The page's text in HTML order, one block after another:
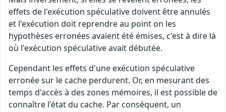
effets de l'exécution spéculative doivent être annulés
et l'exécution doit reprendre au point on les
hypothèses erronées avaient été émises, c'est à dire là
où l'exécution spéculative avait débutée.
Cependant les effets d'une exécution spéculative
erronée sur le cache perdurent. Or, en mesurant des
temps d'accès à des zones mémoires, il est possible de
connaître l'état du cache. Par conséquent, un